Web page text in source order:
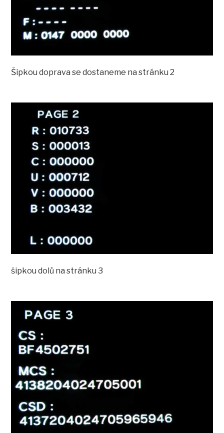
Šipkou doprava se dostaneme na stránku 2
šipkou dolů na stránku 3